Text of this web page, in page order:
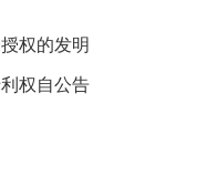
权的发明
权自公告